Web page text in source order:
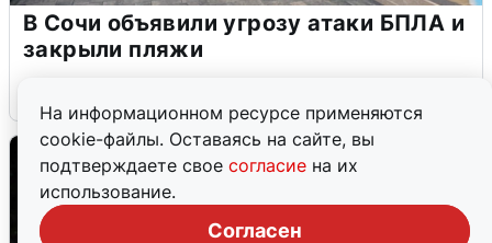
На информационном ресурсе применяются
cookie-файлы. Оставаясь на сайте, вы
подтверждаете свое согласие на их
использование.
Согласен
В Сочи объявили угрозу атаки БПЛА и
закрыли пляжи